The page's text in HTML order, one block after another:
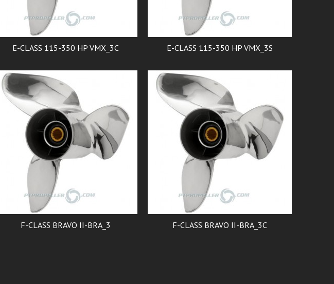
E-CLASS 115-350 HP VMX_3C E-CLASS 115-350 HP VMX_3S
F-CLASS BRAVO II-BRA_3 F-CLASS BRAVO II-BRA_3C